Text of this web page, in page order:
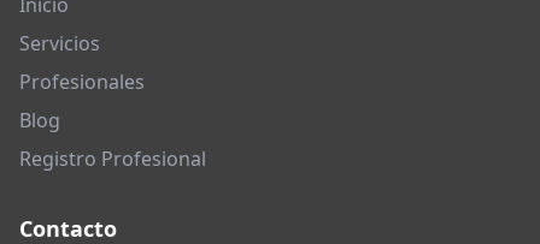
Servicios
Profesionales
Blog
Registro Profesional
Contacto